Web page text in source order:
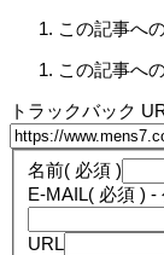
この記事へ
この記事へ
トラックバック
名前( 必須 )
E-MAIL( 必須 ) -
URL